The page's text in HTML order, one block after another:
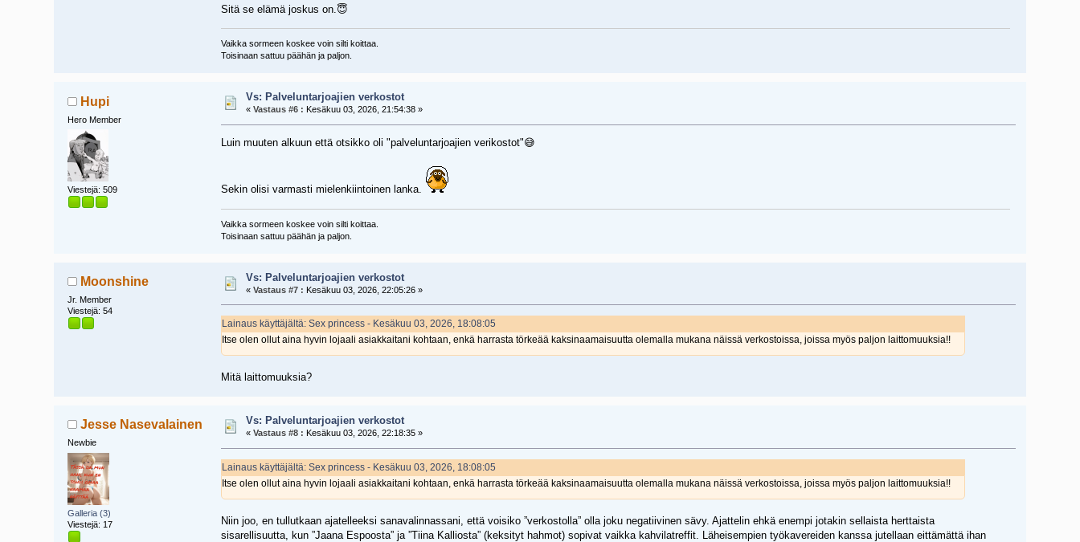
Sitä se elämä joskus on.😇
Vaikka sormeen koskee voin silti koittaa.
Toisinaan sattuu päähän ja paljon.
Hupi
Hero Member
Viestejä: 509
Vs: Palveluntarjoajien verkostot
« Vastaus #6 : Kesäkuu 03, 2026, 21:54:38 »
Luin muuten alkuun että otsikko oli "palveluntarjoajien verikostot"😅
Sekin olisi varmasti mielenkiintoinen lanka.
Vaikka sormeen koskee voin silti koittaa.
Toisinaan sattuu päähän ja paljon.
Moonshine
Jr. Member
Viestejä: 54
Vs: Palveluntarjoajien verkostot
« Vastaus #7 : Kesäkuu 03, 2026, 22:05:26 »
Lainaus käyttäjältä: Sex princess - Kesäkuu 03, 2026, 18:08:05
Itse olen ollut aina hyvin lojaali asiakkaitani kohtaan, enkä harrasta törkeää kaksinaamaisuutta olemalla mukana näissä verkostoissa, joissa myös paljon laittomuuksia!!
Mitä laittomuuksia?
Jesse Nasevalainen
Newbie
Galleria (3)
Viestejä: 17
Vs: Palveluntarjoajien verkostot
« Vastaus #8 : Kesäkuu 03, 2026, 22:18:35 »
Lainaus käyttäjältä: Sex princess - Kesäkuu 03, 2026, 18:08:05
Itse olen ollut aina hyvin lojaali asiakkaitani kohtaan, enkä harrasta törkeää kaksinaamaisuutta olemalla mukana näissä verkostoissa, joissa myös paljon laittomuuksia!!
Niin joo, en tullutkaan ajatelleeksi sanavalinnassani, että voisiko ”verkostolla” olla joku negatiivinen sävy. Ajattelin ehkä enempi jotakin sellaista herttaista
sisarellisuutta, kun ”Jaana Espoosta” ja ”Tiina Kalliosta” (keksityt hahmot) sopivat vaikka kahvilatreffit. Läheisempien työkavereiden kanssa jutellaan eittämättä ihan